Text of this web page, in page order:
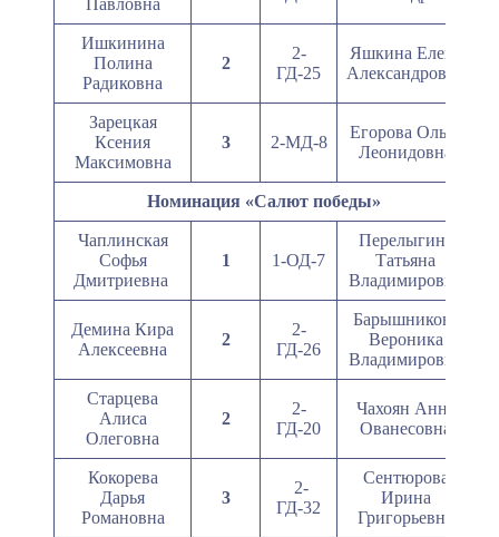
Ишкинина
Полина
Радиковна
2
2-
ГД-25
Яшкина Елена
Александровна
Зарецкая
Ксения
Максимовна
3 2-МД-8
Егорова Ольга
Леонидовна
Номинация «Салют победы»
Чаплинская
Софья
Дмитриевна
1 1-ОД-7
Перелыгина
Татьяна
Владимировна
Демина Кира
Алексеевна
2
2-
ГД-26
Барышникова
Вероника
Владимировна
Старцева
Алиса
Олеговна
2
2-
ГД-20
Чахоян Анна
Ованесовна
Кокорева
Дарья
Романовна
3
2-
ГД-32
Сентюрова
Ирина
Григорьевна